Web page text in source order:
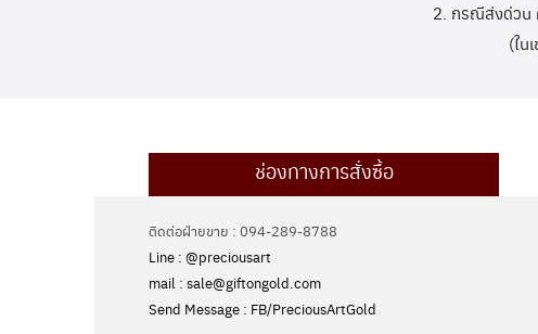
2. กรณีส่งด่วน
(ใน
ช่องทางการสั่งซื้อ
ติดต่อฝ่ายขาย : 094-289-8788
Line : @preciousart
mail : sale@giftongold.com
Send Message : FB/PreciousArtGold